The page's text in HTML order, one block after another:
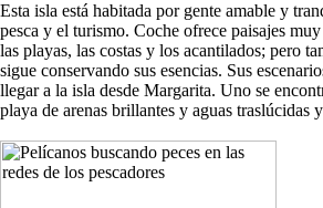
Esta isla está habitada por gente amable y
pesca y el turismo. Coche ofrece paisajes
las playas, las costas y los acantilados; pero
sigue conservando sus esencias. Sus
llegar a la isla desde Margarita. Uno se
playa de arenas brillantes y aguas traslúcidas